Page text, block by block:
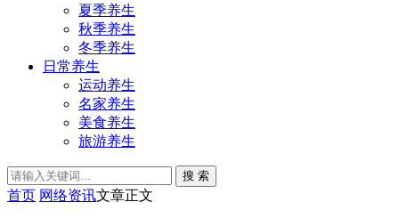
夏季养生
秋季养生
冬季养生
日常养生
运动养生
名家养生
美食养生
旅游养生
搜 索
首页 网络资讯文章正文